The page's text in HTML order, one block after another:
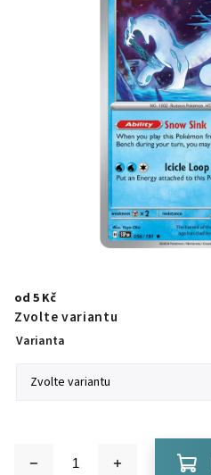
od 5 Kč
Zvolte variantu
Varianta